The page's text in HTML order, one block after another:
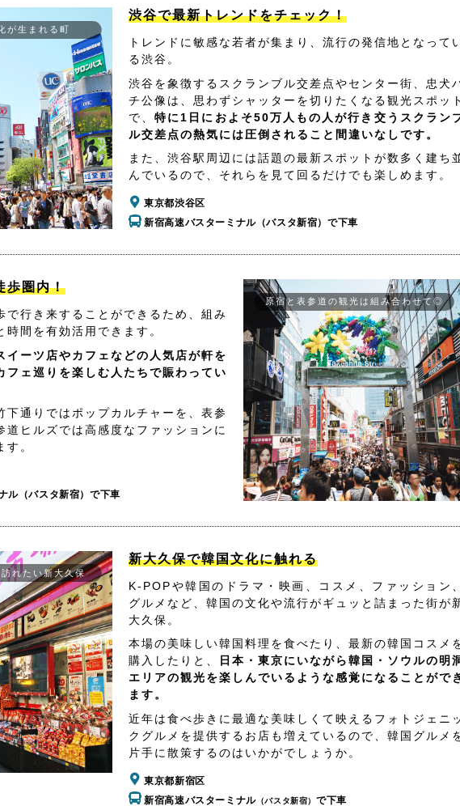
が生まれる町
渋谷で最新トレンドをチェック！
トレンドに敏感な若者が集まり、流行の発信地となって
る渋谷。
渋谷を象徴するスクランブル交差点やセンター街、忠犬
チ公像は、思わずシャッターを切りたくなる観光スポッ
で、特に1日におよそ50万人もの人が行き交うスクラン
ル交差点の熱気には圧倒されること間違いなしです。
また、渋谷駅周辺には話題の最新スポットが数多く建ち
んでいるので、それらを見て回るだけでも楽しめます。
東京都渋谷区
新宿高速バスターミナル（バスタ新宿）で下車
歩圏内！
で行き来することができるため、組み
間を有効活用できます。
イーツ店やカフェなどの人気店が軒を
フェ巡りを楽しむ人たちで賑わってい
下通りではポップカルチャーを、表参
道ヒルズでは高感度なファッションに
。
ル（バスタ新宿）で下車
原宿と表参道の観光は組み合わせて◎
れたい新大久保
新大久保で韓国文化に触れる
K-POPや韓国のドラマ・映画、コスメ、ファッション
グルメなど、韓国の文化や流行がギュッと詰まった街が
大久保。
本場の美味しい韓国料理を食べたり、最新の韓国コスメ
購入したりと、
日本・東京にいながら韓国・ソウルの明
エリアの観光を楽しんでいるような感覚になることがで
ます。
近年は食べ歩きに最適な美味しくて映えるフォトジェニ
クグルメを提供するお店も増えているので、韓国グルメ
片手に散策するのはいかがでしょうか。
東京都新宿区
新宿高速バスターミナル（バスタ新宿） で下車